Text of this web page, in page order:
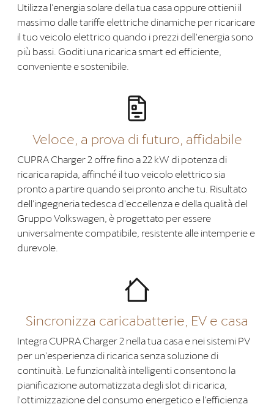
Utilizza l'energia solare della tua casa oppure ottieni il
massimo dalle tariffe elettriche dinamiche per ricaricare
il tuo veicolo elettrico quando i prezzi dell'energia sono
più bassi. Goditi una ricarica smart ed efficiente,
conveniente e sostenibile.
Veloce, a prova di futuro, affidabile
CUPRA Charger 2 offre fino a 22 kW di potenza di
ricarica rapida, affinché il tuo veicolo elettrico sia
pronto a partire quando sei pronto anche tu. Risultato
dell'ingegneria tedesca d'eccellenza e della qualità del
Gruppo Volkswagen, è progettato per essere
universalmente compatibile, resistente alle intemperie e
durevole.
Sincronizza caricabatterie, EV e casa
Integra CUPRA Charger 2 nella tua casa e nei sistemi PV
per un'esperienza di ricarica senza soluzione di
continuità. Le funzionalità intelligenti consentono la
pianificazione automatizzata degli slot di ricarica,
l'ottimizzazione del consumo energetico e l'efficienza